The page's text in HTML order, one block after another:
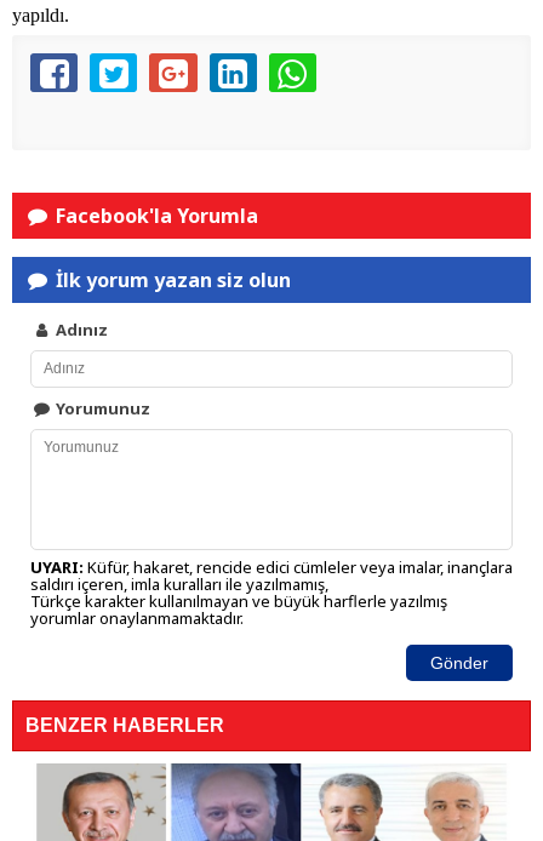
yapıldı.
Facebook'la Yorumla
İlk yorum yazan siz olun
Adınız
Yorumunuz
UYARI: Küfür, hakaret, rencide edici cümleler veya imalar, inançlara
saldırı içeren, imla kuralları ile yazılmamış,
Türkçe karakter kullanılmayan ve büyük harflerle yazılmış
yorumlar onaylanmamaktadır.
Gönder
BENZER HABERLER